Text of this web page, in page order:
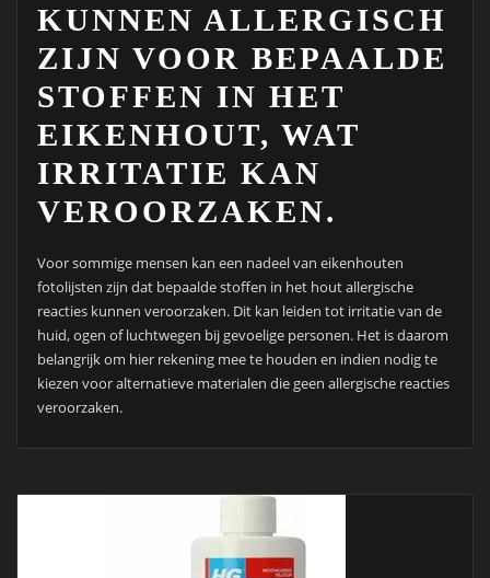
KUNNEN ALLERGISCH
ZIJN VOOR BEPAALDE
STOFFEN IN HET
EIKENHOUT, WAT
IRRITATIE KAN
VEROORZAKEN.
Voor sommige mensen kan een nadeel van eikenhouten
fotolijsten zijn dat bepaalde stoffen in het hout allergische
reacties kunnen veroorzaken. Dit kan leiden tot irritatie van de
huid, ogen of luchtwegen bij gevoelige personen. Het is daarom
belangrijk om hier rekening mee te houden en indien nodig te
kiezen voor alternatieve materialen die geen allergische reacties
veroorzaken.